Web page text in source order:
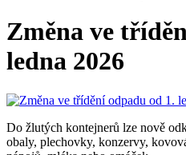
Změna ve
ledna 2026
Do žlutých kontejnerů lze nově
obaly, plechovky, konzervy,